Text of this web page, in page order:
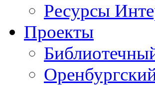
Ресурсы
Проекты